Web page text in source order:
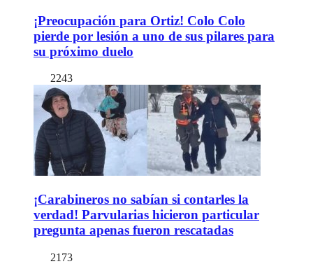
¡Preocupación para Ortiz! Colo Colo
pierde por lesión a uno de sus pilares para
su próximo duelo
2243
¡Carabineros no sabían si contarles la
verdad! Parvularias hicieron particular
pregunta apenas fueron rescatadas
2173